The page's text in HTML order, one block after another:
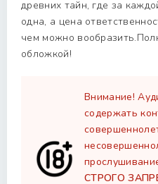
древних тайн, где за
одна, а цена
чем можно
обложкой!
Внимание!
содержать
СТРОГО